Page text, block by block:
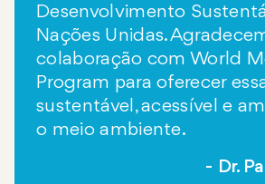
Desenvolvimento
Nações Unidas.
colaboração com World
Program para oferecer
sustentável, acessível e
o meio ambiente.
Dr.